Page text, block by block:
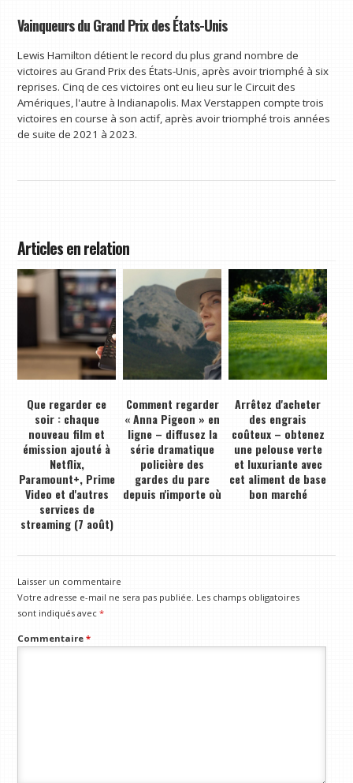
Vainqueurs du Grand Prix des États-Unis
Lewis Hamilton détient le record du plus grand nombre de
victoires au Grand Prix des États-Unis, après avoir triomphé à six
reprises. Cinq de ces victoires ont eu lieu sur le Circuit des
Amériques, l'autre à Indianapolis. Max Verstappen compte trois
victoires en course à son actif, après avoir triomphé trois années
de suite de 2021 à 2023.
Articles en relation
Que regarder ce
soir : chaque
nouveau film et
émission ajouté à
Netflix,
Paramount+, Prime
Video et d'autres
services de
streaming (7 août)
Comment regarder
« Anna Pigeon » en
ligne – diffusez la
série dramatique
policière des
gardes du parc
depuis n'importe où
Arrêtez d'acheter
des engrais
coûteux – obtenez
une pelouse verte
et luxuriante avec
cet aliment de base
bon marché
Laisser un commentaire
Votre adresse e-mail ne sera pas publiée. Les champs obligatoires
sont indiqués avec*
Commentaire*